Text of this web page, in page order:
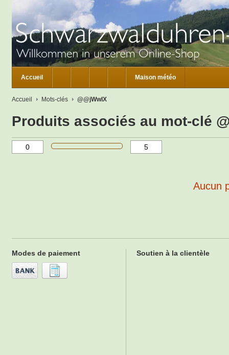
Accueil Maison météo
Accueil Mots-clés @@jWwlX
Produits associés au mot-clé
Aucun
Modes de paiement Soutien à la clientèle